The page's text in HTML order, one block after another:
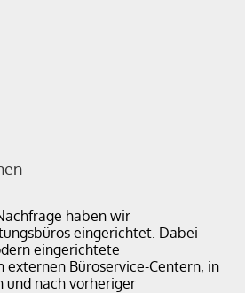
haben wir
eingerichtet. Dabei
eingerichtete
externen Büroservice-Centern, in
nach vorheriger